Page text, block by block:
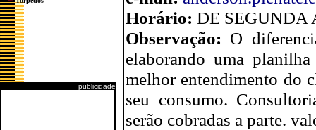
publicidade
Horário: DE SEGUNDA
Observação: O
elaborando uma
melhor entendimento do
seu consumo.
serão cobradas a parte.